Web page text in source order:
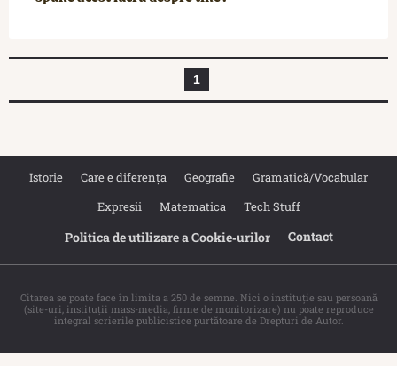
1
Istorie Care e diferența Geografie
Gramatică/Vocabular
Expresii
Matematica Tech Stuff
Politica de utilizare a Cookie‐urilor Contact
Citarea se poate face în limita a 250 de semne. Nici o instituţie sau persoană
(site-uri, instituţii mass-media, firme de monitorizare) nu poate reproduce
integral scrierile publicistice purtătoare de Drepturi de Autor.